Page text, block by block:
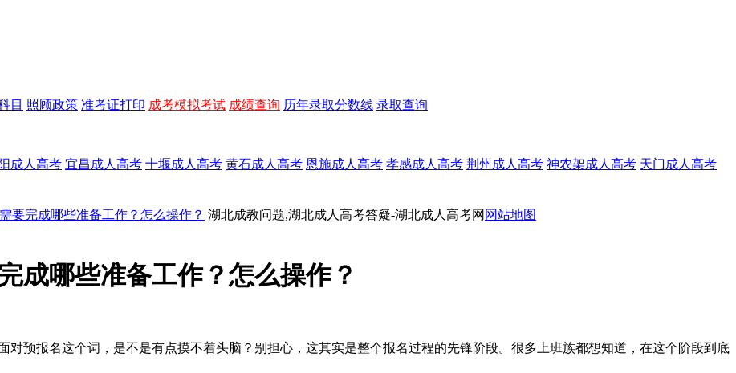
目 照顾政策 准考证打印 成考模拟考试 成绩查询 历年录取分数线 录取查询
成人高考 宜昌成人高考 十堰成人高考 黄石成人高考 恩施成人高考 孝感成人高考 荆州成人高考 神农架成人高考 天门成人高考
要完成哪些准备工作？怎么操作？ 湖北成教问题,湖北成人高考答疑-湖北成人高考网 网站地图
成哪些准备工作？怎么操作？
对预报名这个词，是不是有点摸不着头脑？别担心，这其实是整个报名过程的先锋阶段。很多上班族都想知道，在这个阶段到底